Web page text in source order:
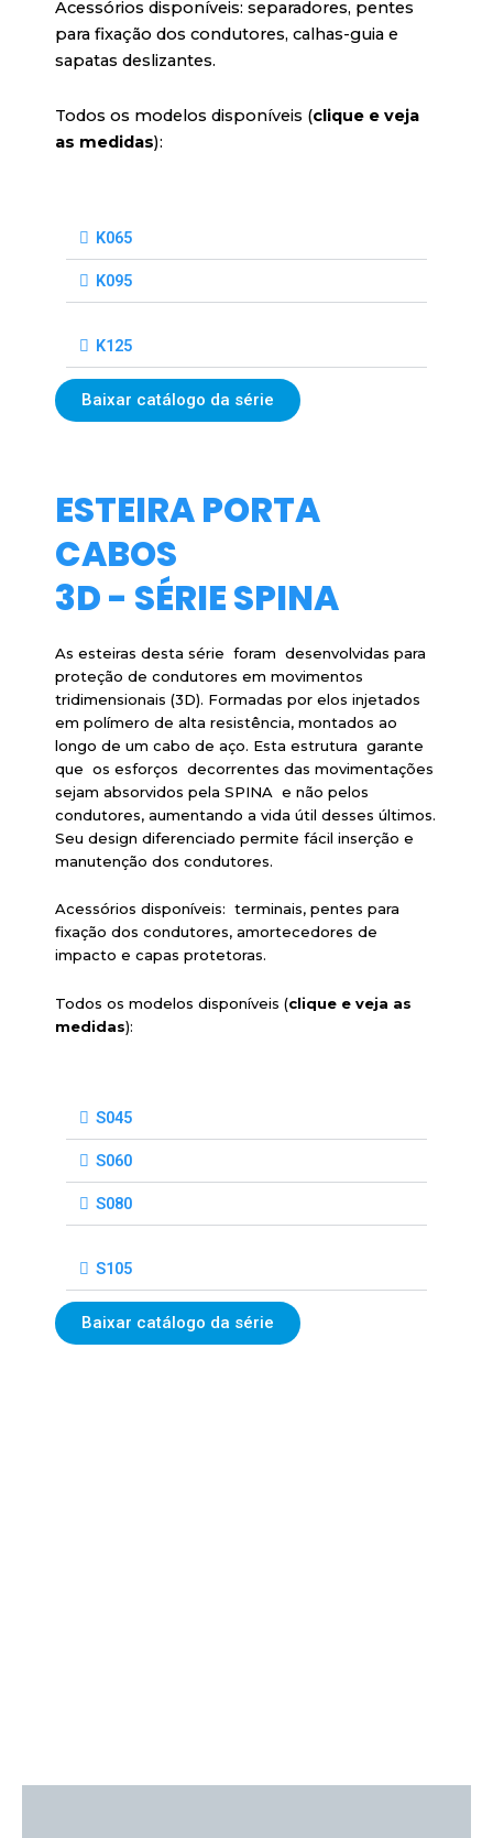
Acessórios disponíveis: separadores, pentes
para fixação dos condutores, calhas-guia e
sapatas deslizantes.
Todos os modelos disponíveis (clique e veja
as medidas):
K065
K095
K125
Baixar catálogo da série
ESTEIRA PORTA
CABOS
3D - SÉRIE SPINA
As esteiras desta série foram desenvolvidas para
proteção de condutores em movimentos
tridimensionais (3D). Formadas por elos injetados
em polímero de alta resistência, montados ao
longo de um cabo de aço. Esta estrutura garante
que os esforços decorrentes das movimentações
sejam absorvidos pela SPINA e não pelos
condutores, aumentando a vida útil desses últimos.
Seu design diferenciado permite fácil inserção e
manutenção dos condutores.
Acessórios disponíveis: terminais, pentes para
fixação dos condutores, amortecedores de
impacto e capas protetoras.
Todos os modelos disponíveis (clique e veja as
medidas):
S045
S060
S080
S105
Baixar catálogo da série